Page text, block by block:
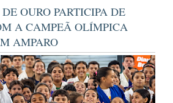
OURO PARTICIPA DE
A CAMPEÃ OLÍMPICA
AMPARO